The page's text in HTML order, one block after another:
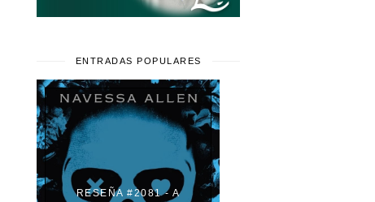
ENTRADAS POPULARES
RESEÑA #2081 - A